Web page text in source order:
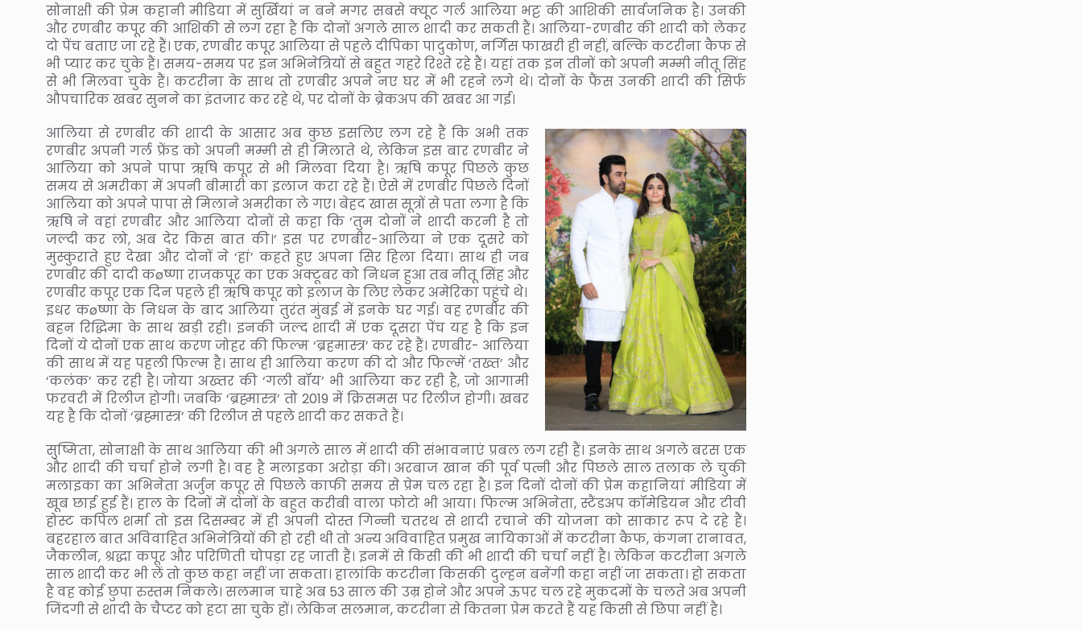
सोनाक्षी की प्रेम कहानी मीडिया में सुर्खियां न बने मगर सबसे क्यूट गर्ल आलिया भट्ट की आशिकी सार्वजनिक है। उनकी
और रणबीर कपूर की आशिकी से लग रहा है कि दोनों अगले साल शादी कर सकती हैं। आलिया-रणबीर की शादी को लेकर
दो पेंच बताए जा रहे हैं। एक, रणबीर कपूर आलिया से पहले दीपिका पादुकोण, नर्गिस फाखरी ही नहीं, बल्कि कटरीना कैफ से
भी प्यार कर चुके हैं। समय-समय पर इन अभिनेत्रियों से बहुत गहरे रिश्ते रहे हैं। यहां तक इन तीनों को अपनी मम्मी नीतू सिंह
से भी मिलवा चुके हैं। कटरीना के साथ तो रणबीर अपने नए घर में भी रहने लगे थे। दोनों के फैंस उनकी शादी की सिर्फ
औपचारिक खबर सुनने का इंतजार कर रहे थे, पर दोनों के ब्रेकअप की खबर आ गई।
आलिया से रणबीर की शादी के आसार अब कुछ इसलिए लग रहे हैं कि अभी तक
रणबीर अपनी गर्ल फ्रेंड को अपनी मम्मी से ही मिलाते थे, लेकिन इस बार रणबीर ने
आलिया को अपने पापा ऋषि कपूर से भी मिलवा दिया है। ऋषि कपूर पिछले कुछ
समय से अमरीका में अपनी बीमारी का इलाज करा रहे हैं। ऐसे में रणबीर पिछले दिनों
आलिया को अपने पापा से मिलाने अमरीका ले गए। बेहद खास सूत्रों से पता लगा है कि
ऋषि ने वहां रणबीर और आलिया दोनों से कहा कि ‘तुम दोनों ने शादी करनी है तो
जल्दी कर लो, अब देर किस बात की।’ इस पर रणबीर-आलिया ने एक दूसरे को
मुस्कुराते हुए देखा और दोनों ने ‘हां’ कहते हुए अपना सिर हिला दिया। साथ ही जब
रणबीर की दादी कøष्णा राजकपूर का एक अक्टूबर को निधन हुआ तब नीतू सिंह और
रणबीर कपूर एक दिन पहले ही ऋषि कपूर को इलाज के लिए लेकर अमेरिका पहुंचे थे।
इधर कøष्णा के निधन के बाद आलिया तुरंत मुंबई में इनके घर गई। वह रणबीर की
बहन रिद्धिमा के साथ खड़ी रही। इनकी जल्द शादी में एक दूसरा पेंच यह है कि इन
दिनों ये दोनों एक साथ करण जोहर की फिल्म ‘ब्रहमास्त्र’ कर रहे हैं। रणबीर- आलिया
की साथ में यह पहली फिल्म है। साथ ही आलिया करण की दो और फिल्में ‘तख्त’ और
‘कलंक’ कर रही है। जोया अख्तर की ‘गली बॉय’ भी आलिया कर रही है, जो आगामी
फरवरी में रिलीज होगी। जबकि ‘ब्रह्मास्त्र’ तो 2019 में क्रिसमस पर रिलीज होगी। खबर
यह है कि दोनों ‘ब्रह्मास्त्र’ की रिलीज से पहले शादी कर सकते हैं।
सुष्मिता, सोनाक्षी के साथ आलिया की भी अगले साल में शादी की संभावनाएं प्रबल लग रही हैं। इनके साथ अगले बरस एक
और शादी की चर्चा होने लगी है। वह है मलाइका अरोड़ा की। अरबाज खान की पूर्व पत्नी और पिछले साल तलाक ले चुकी
मलाइका का अभिनेता अर्जुन कपूर से पिछले काफी समय से प्रेम चल रहा है। इन दिनों दोनों की प्रेम कहानियां मीडिया में
खूब छाई हुई हैं। हाल के दिनों में दोनों के बहुत करीबी वाला फोटो भी आया। फिल्म अभिनेता, स्टैंडअप कॉमेडियन और टीवी
होस्ट कपिल शर्मा तो इस दिसम्बर में ही अपनी दोस्त गिन्नी चतरथ से शादी रचाने की योजना को साकार रूप दे रहे हैं।
बहरहाल बात अविवाहित अभिनेत्रियों की हो रही थी तो अन्य अविवाहित प्रमुख नायिकाओं में कटरीना कैफ, कंगना रानावत,
जैकलीन, श्रद्धा कपूर और परिणिती चोपड़ा रह जाती हैं। इनमें से किसी की भी शादी की चर्चा नहीं है। लेकिन कटरीना अगले
साल शादी कर भी लें तो कुछ कहा नहीं जा सकता। हालांकि कटरीना किसकी दुल्हन बनेंगी कहा नहीं जा सकता। हो सकता
है वह कोई छुपा रुस्तम निकले। सलमान चाहे अब 53 साल की उम्र होने और अपने ऊपर चल रहे मुकदमों के चलते अब अपनी
जिंदगी से शादी के चैप्टर को हटा सा चुके हों। लेकिन सलमान, कटरीना से कितना प्रेम करते हैं यह किसी से छिपा नहीं है।